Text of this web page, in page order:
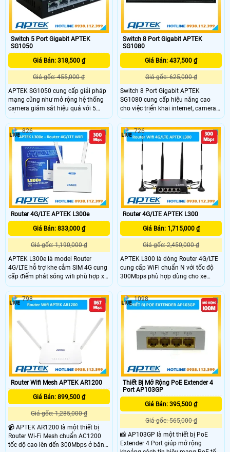
Switch 5 Port Gigabit APTEK
SG1050
Giá Bán: 318,500 ₫
Giá gốc: 455,000 ₫
APTEK SG1050 cung cấp giải pháp
mạng cũng như mở rộng hệ thống
camera giám sát hiệu quả với 5
cổng LAN Gigabit RJ45 đem đến
hiệu năng cao. Switch có khả năng
tự động nhận biết cáp thẳng, cáp
chéo, ngoài ra còn tương thích với
các chuẩn Ethernet 802.3, 802.3u,
802.3ab, và hỗ trợ kiểm soát lưu
lượng IEEE 802.3x Flow Control, có
băng thông 10Gbps
Switch 8 Port Gigabit APTEK
SG1080
Giá Bán: 437,500 ₫
Giá gốc: 625,000 ₫
Switch 8 Port Gigabit APTEK
SG1080 cung cấp hiệu năng cao
cho việc triển khai internet, camera
IP. Với 8 cổng LAN Gigabit RJ45,
tương thích với các chuẩn Ethernet
802.3, 802.3u, 802.3ab. SG1080 hỗ
trợ kiểm soát lưu lượng chuẩn IEEE
802.3x Flow Control giúp đem lại
hiệu suất cao trong việc truyền tải
Router 4G/LTE APTEK L300e
Giá Bán: 833,000 ₫
Giá gốc: 1,190,000 ₫
APTEK L300e là model Router
4G/LTE hỗ trợ khe cắm SIM 4G cung
cấp điểm phát sóng wifi phù hợp xe
khách hay những nơi không có
mạng wifi. Router hỗ trợ WiFi chuẩn
N 300Mbps có 1 cổng Fast Ethernet
WAN và 2 cổng LAN, APTEK L300e
mang đến kết nối ổn định.
826
Router 4G/LTE APTEK L300
Giá Bán: 1,715,000 ₫
Giá gốc: 2,450,000 ₫
APTEK L300 là dòng Router 4G/LTE
cung cấp WiFi chuẩn N với tốc độ
300Mbps phù hợp dùng cho xe
khách và hệ thống camera. Rputer
L300 hỗ trợ 1 SIM tương thích với
mọi nhà mạng mà không cần cấu
hình, trang bị 1 cổng Fast Ethernet
tháo rời, kết nối ổn định, độ nhạy
726
Router Wifi Mesh APTEK AR1200
Giá Bán: 899,500 ₫
Giá gốc: 1,285,000 ₫
📹 APTEK AR1200 là một thiết bị
Router Wi-Fi Mesh chuẩn AC1200
tốc độ cao lên đến 300Mbps ở băng
798
Thiết Bị Mở Rộng PoE Extender 4
Port AP103GP
Giá Bán: 395,500 ₫
Giá gốc: 565,000 ₫
📸 AP103GP là một thiết bị PoE
Extender 4 Port giúp mở rộng
1098